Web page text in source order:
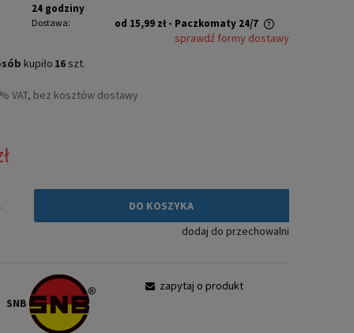
24 godziny
Dostawa: od 15,99 zł - Paczkomaty 24/7
Cena nie zawiera ewentualnych kosztów
sprawdź formy dostawy
kupiło 16 szt.
VAT, bez kosztów dostawy
DO KOSZYKA
dodaj do przechowalni
SNB
zapytaj o produkt